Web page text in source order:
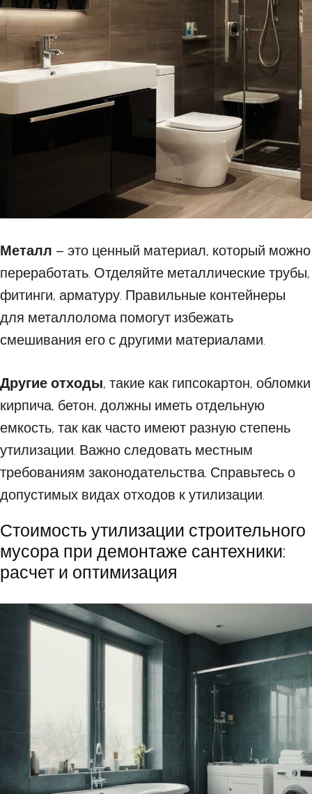
Металл – это ценный материал, который можно
переработать. Отделяйте металлические трубы,
фитинги, арматуру. Правильные контейнеры
для металлолома помогут избежать
смешивания его с другими материалами.
Другие отходы, такие как гипсокартон, обломки
кирпича, бетон, должны иметь отдельную
емкость, так как часто имеют разную степень
утилизации. Важно следовать местным
требованиям законодательства. Справьтесь о
допустимых видах отходов к утилизации.
Стоимость утилизации строительного
мусора при демонтаже сантехники:
расчет и оптимизация